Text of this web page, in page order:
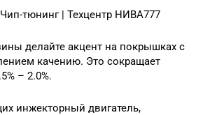
тюнинг | Техцентр НИВА777
делайте акцент на покрышках с
качению. Это сокращает
– 2.0%.
инжекторный двигатель,